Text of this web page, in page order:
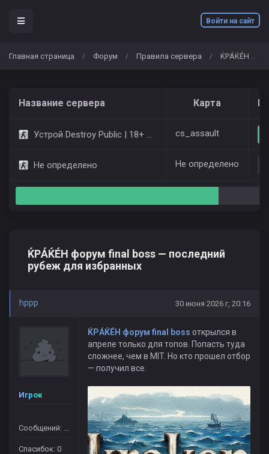
Войти на сайт
Главная страница / Форум / Правила сервера / ЌРÁЌÉH форум final boss — последний рубеж для избранных
Название сервера Карта
Устрой Destroy Public | 18+ Only Dust2 cs_assault
Не определено Не определено
ЌРÁЌÉH форум final boss — последний
рубеж для избранных
hppp 30 июня 2026 г, 20:16
Игрок
Сообщений: 364
Спасибок: 0
ЌРÁЌÉH форум final boss открылся в
апреле только для топов. Попасть туда
сложнее, чем в MIT. Но кто прошел отбор
— получил все.